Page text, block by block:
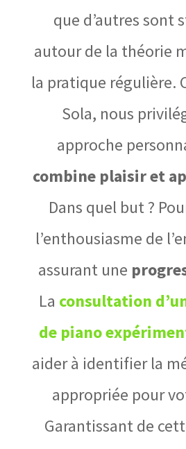
que d’autres sont
autour de la théorie
la pratique régulière.
Sola, nous
approche
combine plaisir et
Dans quel but ?
l’enthousiasme de
assurant une
La consultation
de piano
aider à identifier la
appropriée pour
Garantissant de